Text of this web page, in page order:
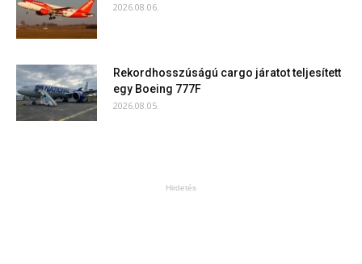
2026.08.06.
Rekordhosszúságú cargo járatot teljesített
egy Boeing 777F
2026.08.05.
Hirdetés